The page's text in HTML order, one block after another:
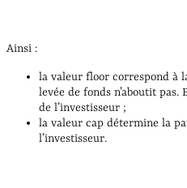
Ainsi :
la valeur floor correspond à
levée de fonds n’aboutit
de l’investisseur ;
la valeur cap détermine la
l’investisseur.